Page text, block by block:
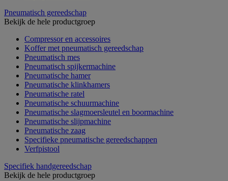
Pneumatisch gereedschap
Bekijk de hele productgroep
Compressor en accessoires
Koffer met pneumatisch gereedschap
Pneumatisch mes
Pneumatisch spijkermachine
Pneumatische hamer
Pneumatische klinkhamers
Pneumatische ratel
Pneumatische schuurmachine
Pneumatische slagmoersleutel en boormachine
Pneumatische slijpmachine
Pneumatische zaag
Specifieke pneumatische gereedschappen
Verfpistool
Specifiek handgereedschap
Bekijk de hele productgroep